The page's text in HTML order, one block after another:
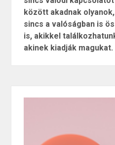
között akadnak
sincs a valóságban is
is, akikkel
akinek kiadják magukat.